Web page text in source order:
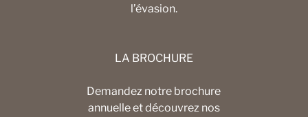
l’évasion.
LA BROCHURE
Demandez notre brochure
annuelle et découvrez nos